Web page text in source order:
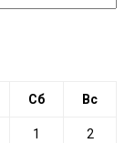
Сб Вс
1 2